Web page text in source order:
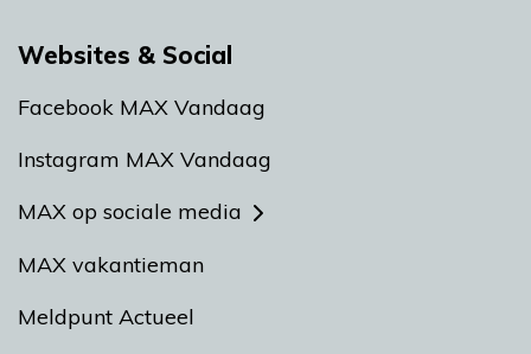
Websites & Social
Facebook MAX Vandaag
Instagram MAX Vandaag
MAX op sociale media
MAX vakantieman
Meldpunt Actueel